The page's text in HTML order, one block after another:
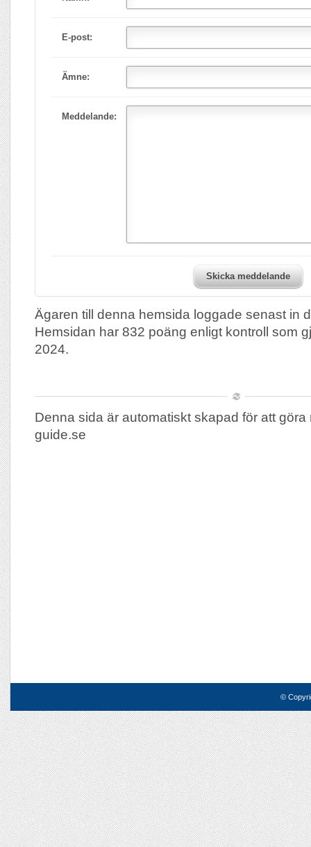
E-post:
Ämne:
Meddelande:
Skicka meddelande
Ägaren till denna hemsida loggade senast in
Hemsidan har 832 poäng enligt kontroll som
2024.
Denna sida är automatiskt skapad för att göra
guide.se
©